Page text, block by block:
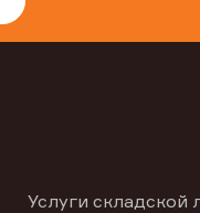
Услуги складской